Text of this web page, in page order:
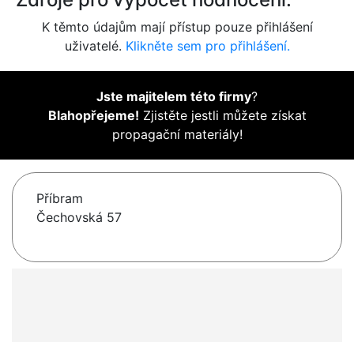
K těmto údajům mají přístup pouze přihlášení
uživatelé. Klikněte sem pro přihlášení.
Jste majitelem této firmy?
Blahopřejeme! Zjistěte jestli můžete získat
propagační materiály!
Příbram
Čechovská 57